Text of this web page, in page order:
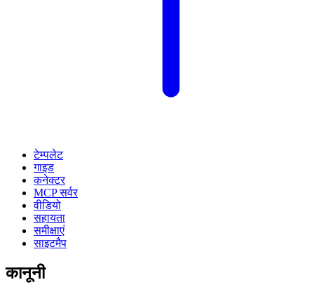
टेम्पलेट
गाइड
कनेक्टर
MCP सर्वर
वीडियो
सहायता
समीक्षाएं
साइटमैप
कानूनी